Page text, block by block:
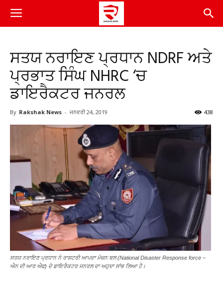
ਸਤਯ ਨਰਾਇਣ ਪ੍ਰਧਾਨ NDRF ਅਤੇ
ਪ੍ਰਭਾਤ ਸਿੰਘ NHRC ‘ਚ
ਡਾਇਰੈਕਟਰ ਜਨਰਲ
By Rakshak News - ਜਨਵਰੀ 24, 2019 438
ਸਤਯ ਨਰਾਇਣ ਪ੍ਰਧਾਨ ਨੇ ਰਾਸ਼ਟਰੀ ਆਪਦਾ ਮੋਚਨ ਬਲ (National Disaster Response force –
ਐਨ ਦੀ ਆਰ ਐਫ) ਦੇ ਡਾਇਰੈਕਟਰ ਜਨਰਲ ਦਾ ਅਹੁਦਾ ਸਾਂਭ ਲਿਆ ਹੈ।